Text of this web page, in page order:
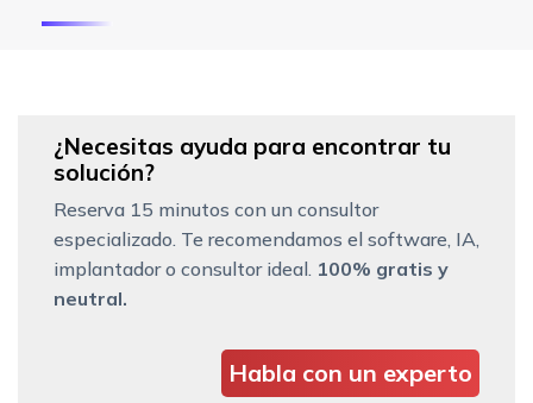
¿Necesitas ayuda para encontrar tu
solución?
Reserva 15 minutos con un consultor
especializado. Te recomendamos el software, IA,
implantador o consultor ideal. 100% gratis y
neutral.
Habla con un experto